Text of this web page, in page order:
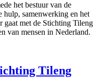
het bestuur van de
hulp, samenwerking en het
gaat met de Stichting Tileng
van mensen in Nederland.
Tileng